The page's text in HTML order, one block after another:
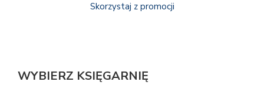
Skorzystaj z promocji
WYBIERZ KSIĘGARNIĘ